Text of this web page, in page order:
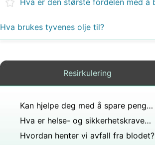
Hva brukes tyvenes olje til?
Resirkulering
Kan hjelpe deg med å spare penger?
Hva er helse- og sikkerhetskravene til området der overlevering skal skje ansvar de på deg?
Hvordan henter vi avfall fra blodet?